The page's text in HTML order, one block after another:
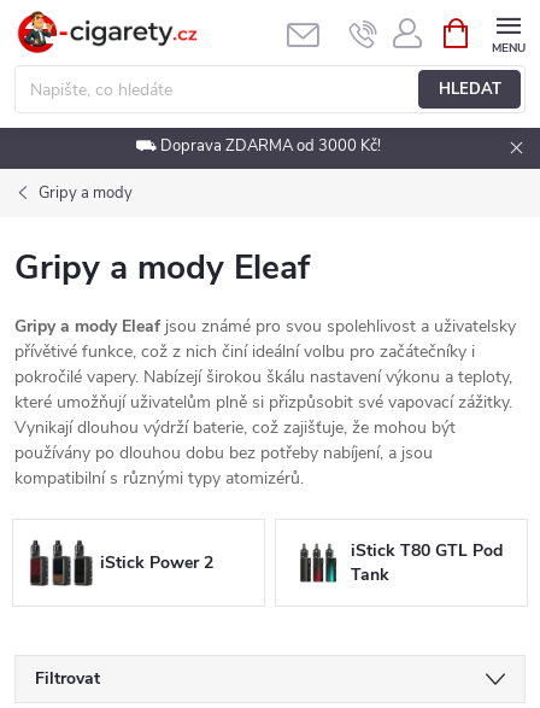
Přejít
obsah
HLEDAT
NÁKUPNÍ
KOŠÍK
⛟ Doprava ZDARMA od 3000 Kč!
Gripy a mody
Gripy a mody Eleaf
Gripy a mody Eleafjsou známé pro svou spolehlivost a uživatelsky
přívětivé funkce, což z nich činí ideální volbu pro začátečníky i
pokročilé vapery. Nabízejí širokou škálu nastavení výkonu a teploty,
které umožňují uživatelům plně si přizpůsobit své vapovací zážitky.
Vynikají dlouhou výdrží baterie, což zajišťuje, že mohou být
používány po dlouhou dobu bez potřeby nabíjení, a jsou
kompatibilní s různými typy atomizérů.
iStick Power 2
iStick T80 GTL Pod
Tank
Filtrovat